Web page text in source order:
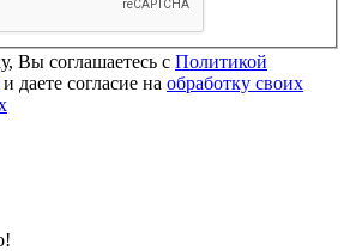
Вы соглашаетесь с Политикой
и даете согласие на обработку своих